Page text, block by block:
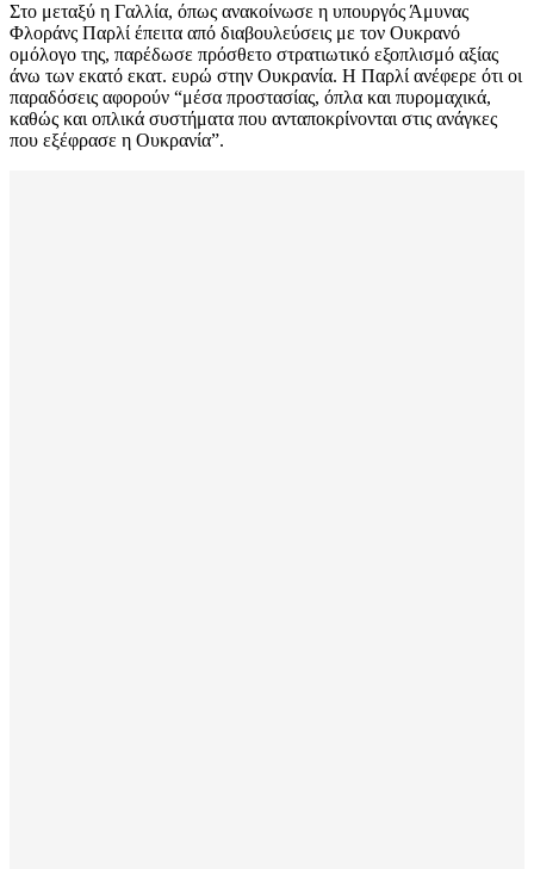
Στο μεταξύ η Γαλλία, όπως ανακοίνωσε η υπουργός Άμυνας
Φλοράνς Παρλί έπειτα από διαβουλεύσεις με τον Ουκρανό
ομόλογο της, παρέδωσε πρόσθετο στρατιωτικό εξοπλισμό αξίας
άνω των εκατό εκατ. ευρώ στην Ουκρανία. Η Παρλί ανέφερε ότι οι
παραδόσεις αφορούν “μέσα προστασίας, όπλα και πυρομαχικά,
καθώς και οπλικά συστήματα που ανταποκρίνονται στις ανάγκες
που εξέφρασε η Ουκρανία”.